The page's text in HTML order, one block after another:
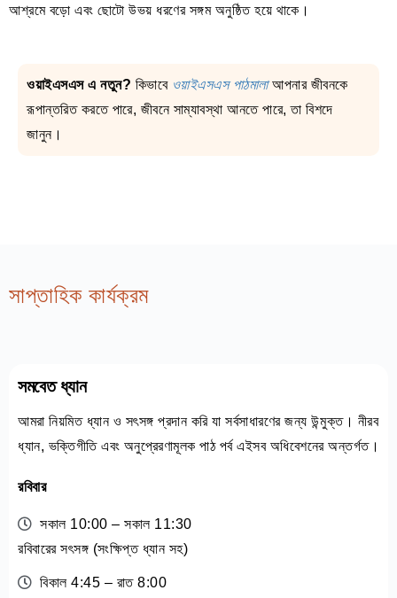
আশ্রমে বড়ো এবং ছোটো উভয় ধরণের সঙ্গম অনুষ্ঠিত হয়ে থাকে।
ওয়াইএসএস এ নতুন? কিভাবে ওয়াইএসএস পাঠমালাআপনার জীবনকে
রূপান্তরিত করতে পারে, জীবনে সাম্যাবস্থা আনতে পারে, তা বিশদে
জানুন।
সাপ্তাহিক কার্যক্রম
সমবেত ধ্যান
আমরা নিয়মিত ধ্যান ও সৎসঙ্গ প্রদান করি যা সর্বসাধারণের জন্য উন্মুক্ত। নীরব
ধ্যান, ভক্তিগীতি এবং অনুপ্রেরণামূলক পাঠ পর্ব এইসব অধিবেশনের অন্তর্গত।
রবিবার
সকাল 10:00 – সকাল 11:30
রবিবারের সৎসঙ্গ (সংক্ষিপ্ত ধ্যান সহ)
বিকাল 4:45 – রাত 8:00